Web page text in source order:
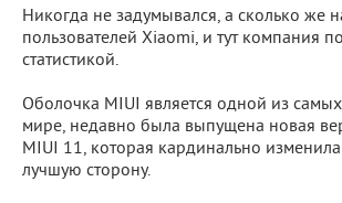
Никогда не задумывался, а сколько же
пользователей Xiaomi, и тут компания
статистикой.
Оболочка MIUI является одной из
мире, недавно была выпущена новая
MIUI 11, которая кардинально
лучшую сторону.